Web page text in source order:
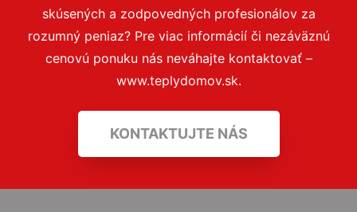
skúsených a zodpovedných profesionálov za
rozumný peniaz? Pre viac informácií či nezáväznú
cenovú ponuku nás neváhajte kontaktovať –
www.teplydomov.sk.
KONTAKTUJTE NÁS